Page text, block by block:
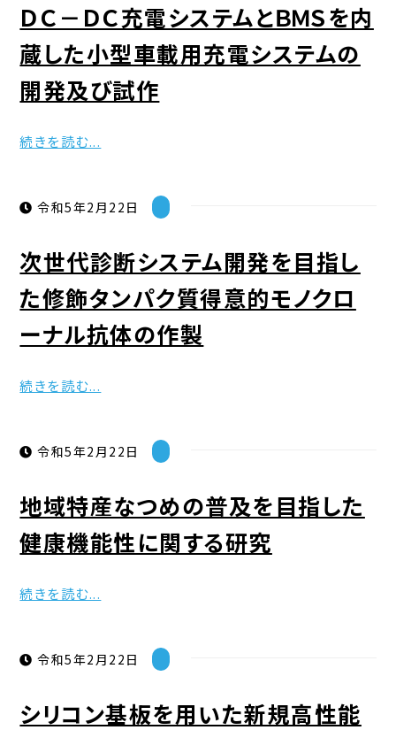
ＤＣ－ＤＣ充電システムとＢＭＳを内
蔵した小型車載用充電システムの
開発及び試作
続きを読む...
令和5年2月22日
次世代診断システム開発を目指し
た修飾タンパク質得意的モノクロ
ーナル抗体の作製
続きを読む...
令和5年2月22日
地域特産なつめの普及を目指した
健康機能性に関する研究
続きを読む...
令和5年2月22日
シリコン基板を用いた新規高性能